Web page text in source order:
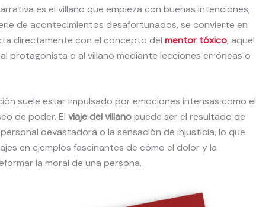
es el villano que empieza con buenas intenciones,
de acontecimientos desafortunados, se convierte en
directamente con el concepto del mentor tóxico, aquel
protagonista o al villano mediante lecciones erróneas o
suele estar impulsado por emociones intensas como el
de poder. El viaje del villanopuede ser el resultado de
devastadora o la sensación de injusticia, lo que
en ejemplos fascinantes de cómo el dolor y la
la moral de una persona.